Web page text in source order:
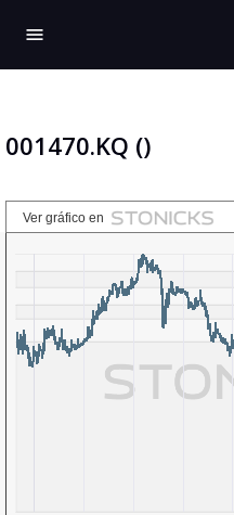
menu
001470.KQ ()